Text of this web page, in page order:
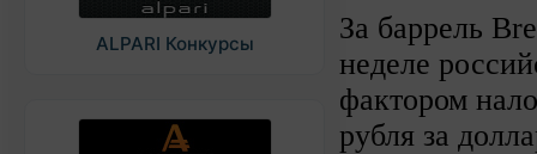
ALPARI Конкурсы
За баррель
неделе
фактором
рубля за